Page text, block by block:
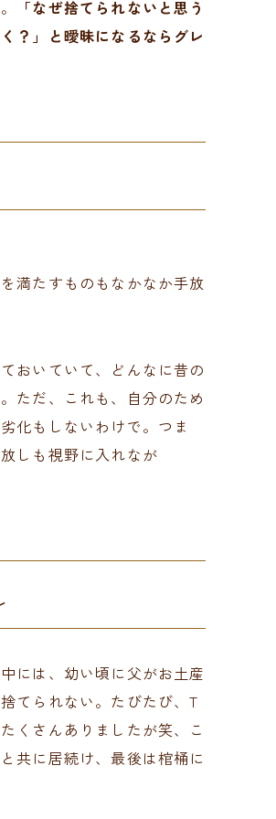
「なぜ捨てられないと思う
？」と曖昧になるならグレ
満たすものもなかなか手放
おいていて、どんなに昔の
ただ、これも、自分のため
化もしないわけで。つま
しも視野に入れなが
には、幼い頃に父がお土産
てられない。たびたび、T
くさんありましたが笑、こ
共に居続け、最後は棺桶に